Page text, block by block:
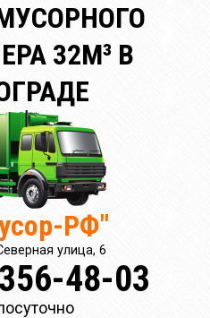
32М³ В
РФ"
улица, 6
48-03